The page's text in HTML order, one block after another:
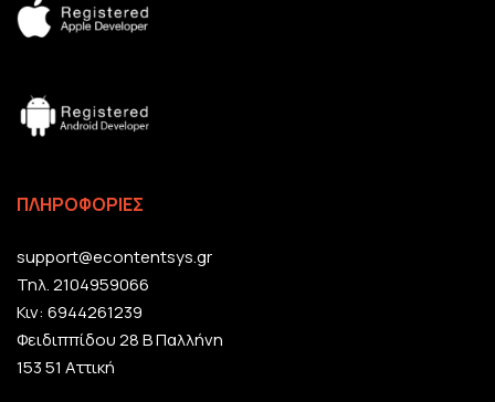
ΠΛΗΡΟΦΟΡΙΕΣ
support@econtentsys.gr
Τηλ. 2104959066
Κιν: 6944261239
Φειδιππίδου 28 Β Παλλήνη
153 51 Αττική